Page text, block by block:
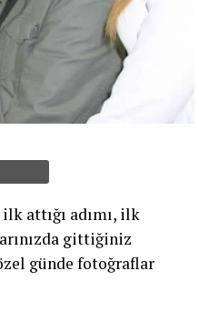
attığı adımı, ilk
gittiğiniz
günde fotoğraflar